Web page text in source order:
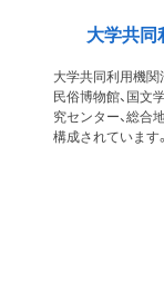
大学共同
大学共同利用機関
民俗博物館、国文
究センター、総合
構成されています。